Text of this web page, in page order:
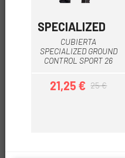
SPECIALIZED
CUBIERTA
SPECIALIZED GROUND
CONTROL SPORT 26
Prezzo
21,25 €Prezzo base
25 €